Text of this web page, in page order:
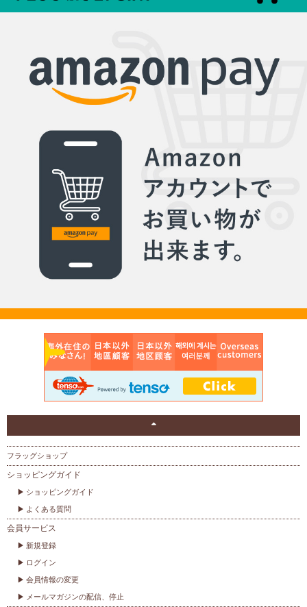
フラッグショップ
ショッピングガイド
ショッピングガイド
よくある質問
会員サービス
新規登録
ログイン
会員情報の変更
メールマガジンの配信、停止